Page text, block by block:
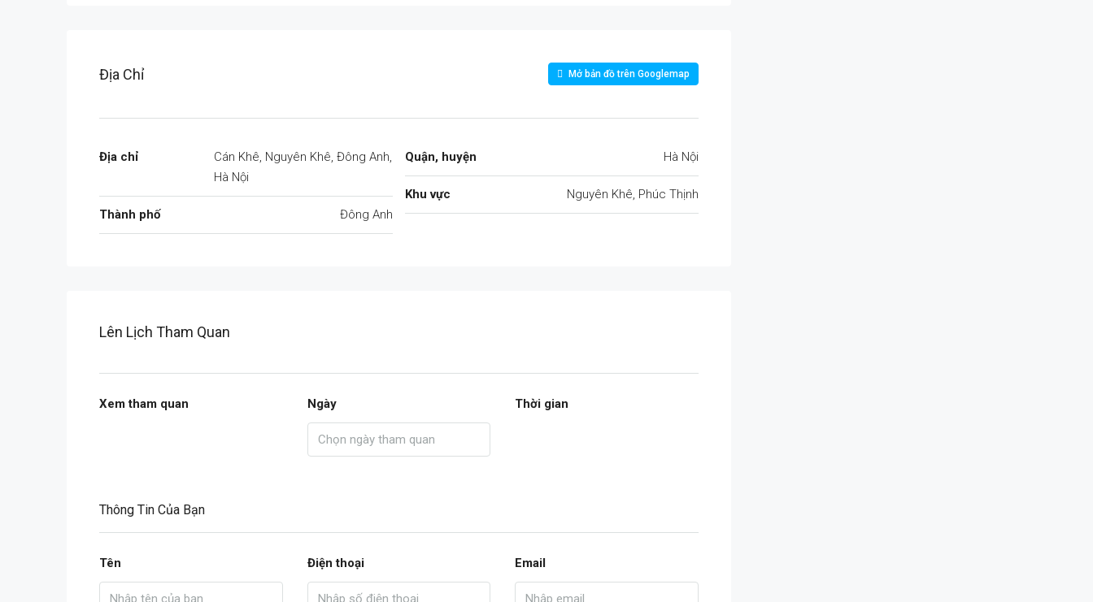
Địa Chỉ Mở bản đồ trên Googlemap
Địa chỉ
Cán Khê, Nguyên Khê, Đông Anh,
Hà Nội
Thành phố Đông Anh
Quận, huyện Hà Nội
Khu vực Nguyên Khê, Phúc Thịnh
Lên Lịch Tham Quan
Xem tham quan Ngày Thời gian
Thông Tin Của Bạn
Tên Điện thoại Email